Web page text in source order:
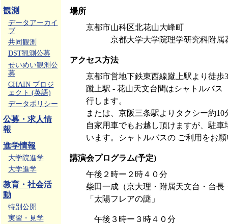
観測
データアーカイ
ブ
共同観測
DST観測公募
せいめい観測公
募
CHAIN プロジ
ェクト (英語)
データポリシー
公募・求人情
報
進学情報
大学院進学
大学進学
教育・社会活
動
特別公開
実習・見学
場所
京都市山科区北花山大峰町
京都大学大学院理学研究科附属
アクセス方法
京都市営地下鉄東西線蹴上駅より徒歩
蹴上駅 - 花山天文台間はシャトルバス
行します。
または、京阪三条駅よりタクシー約10
自家用車でもお越し頂けますが、駐車
います。シャトルバスの ご利用をお
講演会プログラム(予定)
午後２時ー２時４０分
柴田一成（京大理・附属天文台・台長
「太陽フレアの謎」
午後３時ー３時４０分